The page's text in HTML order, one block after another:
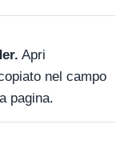
Apri
nel campo
pagina.